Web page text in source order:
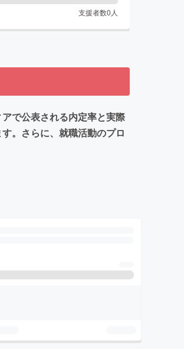
支援者数0 人
で公表される内定率と実際
。さらに、就職活動のプロ